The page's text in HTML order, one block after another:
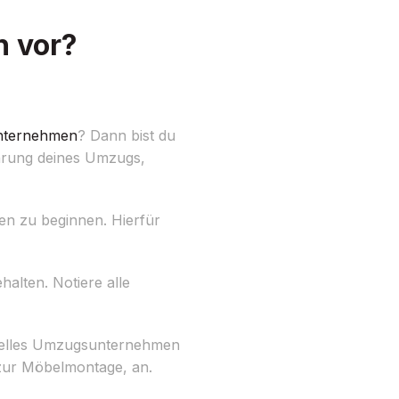
vor?
? Dann bist du
deines Umzugs,
zu beginnen. Hierfür
Notiere alle
Umzugsunternehmen
Möbelmontage, an.